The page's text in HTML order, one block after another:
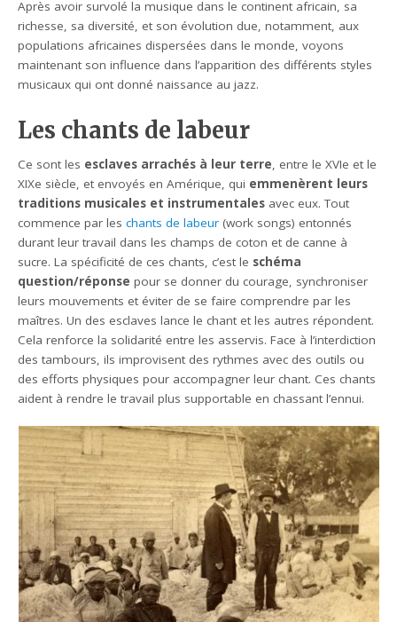
Après avoir survolé la musique dans le continent africain, sa
richesse, sa diversité, et son évolution due, notamment, aux
populations africaines dispersées dans le monde, voyons
maintenant son influence dans l’apparition des différents styles
musicaux qui ont donné naissance au jazz.
Les chants de labeur
Ce sont les esclaves arrachés à leur terre, entre le XVIe et le
XIXe siècle, et envoyés en Amérique, qui emmenèrent leurs
traditions musicales et instrumentales avec eux. Tout
commence par leschants de labeur (work songs) entonnés
durant leur travail dans les champs de coton et de canne à
sucre. La spécificité de ces chants, c’est le schéma
question/réponse pour se donner du courage, synchroniser
leurs mouvements et éviter de se faire comprendre par les
maîtres. Un des esclaves lance le chant et les autres répondent.
Cela renforce la solidarité entre les asservis. Face à l’interdiction
des tambours, ils improvisent des rythmes avec des outils ou
des efforts physiques pour accompagner leur chant. Ces chants
aident à rendre le travail plus supportable en chassant l’ennui.